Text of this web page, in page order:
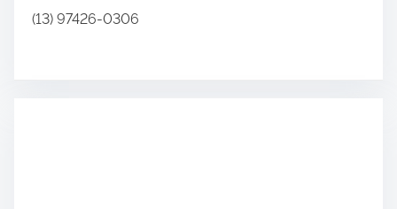
(13) 97426-0306